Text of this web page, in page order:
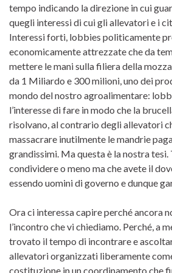
tempo indicando la direzione in cui
quegli interessi di cui gli allevatori e i
Interessi forti, lobbies politicamente
economicamente attrezzate che da
mettere le mani sulla filiera della
da 1 Miliardo e 300 milioni, uno dei
mondo del nostro agroalimentare:
l’interesse di fare in modo che la
risolvano, al contrario degli allevatori
massacrare inutilmente le mandrie
grandissimi. Ma questa è la nostra tesi.
condividere o meno ma che avete il
essendo uomini di governo e dunque
Ora ci interessa capire perché ancora
l’incontro che vi chiediamo. Perché, a
trovato il tempo di incontrare e
allevatori organizzati liberamente
costituzione in un coordinamento che